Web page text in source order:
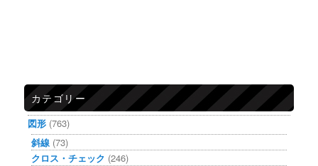
カテゴリー
図形 (763)
斜線 (73)
クロス・チェック (246)